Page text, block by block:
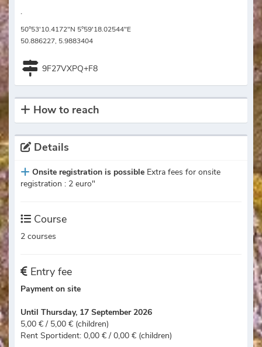
.
50°53'10.4172"N 5°59'18.02544"E
50.886227, 5.9883404
9F27VXPQ+F8
How to reach
Details
Onsite registration is possible Extra fees for onsite
registration : 2 euro"
Course
2 courses
Entry fee
Payment on site
Until Thursday, 17 September 2026
5,00 € / 5,00 € (children)
Rent Sportident: 0,00 € / 0,00 € (children)